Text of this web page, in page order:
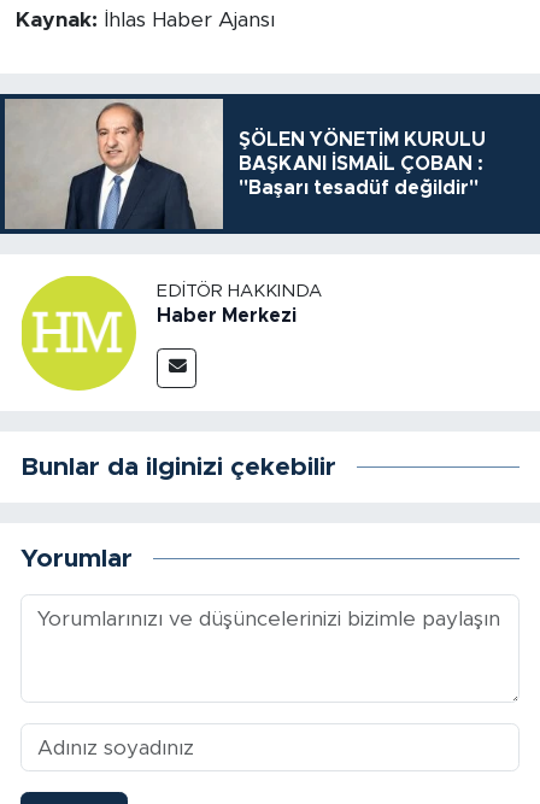
Kaynak: İhlas Haber Ajansı
ŞÖLEN YÖNETİM KURULU
BAŞKANI İSMAİL ÇOBAN :
"Başarı tesadüf değildir"
EDITÖR HAKKINDA
Haber Merkezi
Bunlar da ilginizi çekebilir
Yorumlar